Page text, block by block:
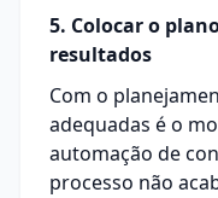
5. Colocar o
resultados
Com o
adequadas é o
automação de
processo não